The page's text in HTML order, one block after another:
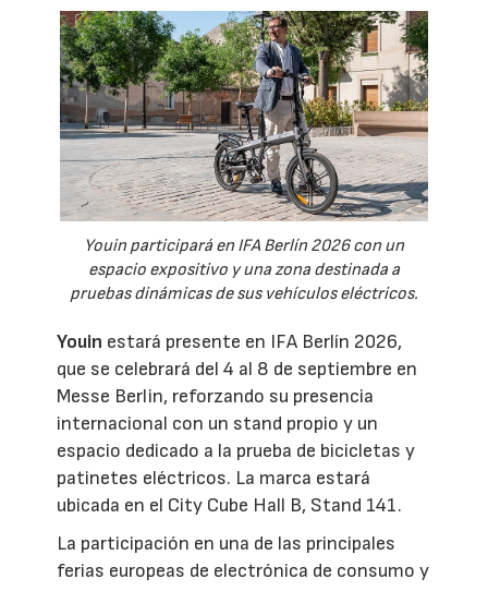
Youin participará en IFA Berlín 2026 con un
espacio expositivo y una zona destinada a
pruebas dinámicas de sus vehículos eléctricos.
Youin estará presente en IFA Berlín 2026,
que se celebrará del 4 al 8 de septiembre en
Messe Berlin, reforzando su presencia
internacional con un stand propio y un
espacio dedicado a la prueba de bicicletas y
patinetes eléctricos. La marca estará
ubicada en el City Cube Hall B, Stand 141.
La participación en una de las principales
ferias europeas de electrónica de consumo y